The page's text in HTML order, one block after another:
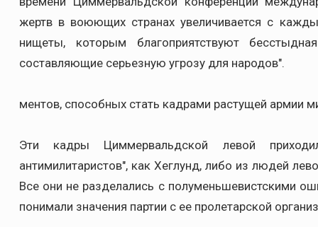
жертв в воюющих странах увеличивается с
нищеты, которым благоприятствуют
составляющие серьезную угрозу для народов".
ментов, способных стать кадрами растущей армии
Эти кадры Циммервальдской левой
антимилитаристов", как Хеглунд, либо из людей
Все они не разделались с полуменьшевистскими
понимали значения партии с ее пролетарской